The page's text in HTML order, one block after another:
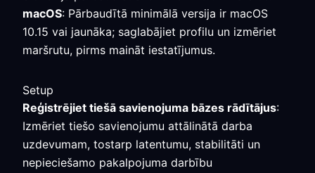
macOS: Pārbaudītā minimālā versija ir macOS
10.15 vai jaunāka; saglabājiet profilu un izmēriet
maršrutu, pirms maināt iestatījumus.
Setup
Reģistrējiet tiešā savienojuma bāzes rādītājus:
Izmēriet tiešo savienojumu attālinātā darba
uzdevumam, tostarp latentumu, stabilitāti un
nepieciešamo pakalpojuma darbību